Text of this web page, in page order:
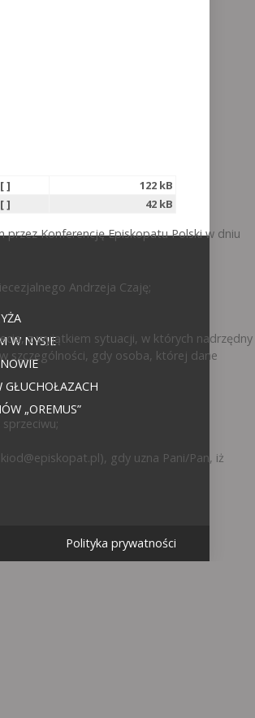
[ ]
122 kB
[ ] 42 kB
W NYSIE
GŁUCHOŁAZACH
„OREMUS”
Polityka prywatności
Konferencję Episkopatu Polski w dniu
Andrzeja Czaję;
z wyjątkiem sytuacji, w których nadrzędny
szczególności, gdy osoba, której dane
kiod@episkopat.pl), gdy uzna Pani/Pan, iż